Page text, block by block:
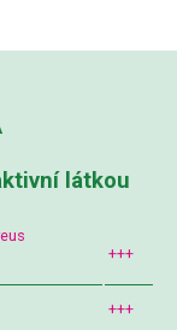
látkou
+++
+++